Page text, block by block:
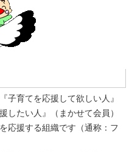
育てを応援して欲しい人』
したい人』（まかせて会員）
応援する組織です（通称：フ